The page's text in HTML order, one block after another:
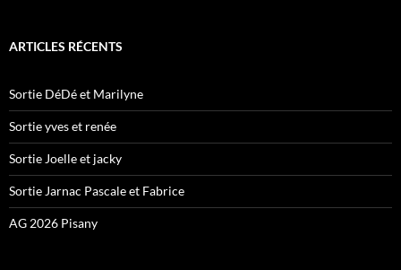
ARTICLES RÉCENTS
Sortie DéDé et Marilyne
Sortie yves et renée
Sortie Joelle et jacky
Sortie Jarnac Pascale et Fabrice
AG 2026 Pisany